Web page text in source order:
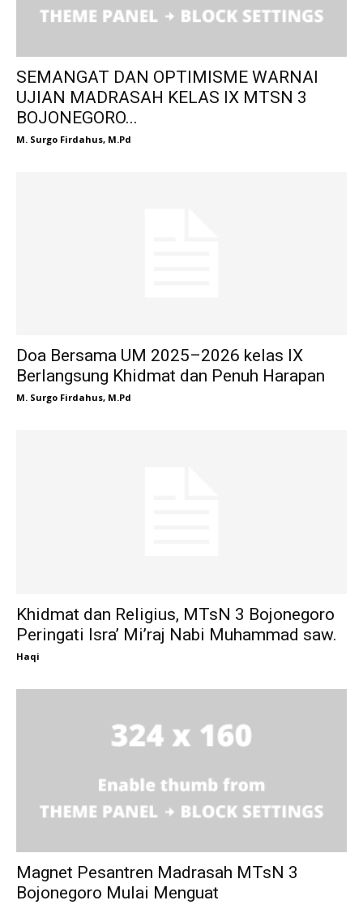
SEMANGAT DAN OPTIMISME WARNAI
UJIAN MADRASAH KELAS IX MTSN 3
BOJONEGORO...
M. Surgo Firdahus, M.Pd
Doa Bersama UM 2025–2026 kelas IX
Berlangsung Khidmat dan Penuh Harapan
M. Surgo Firdahus, M.Pd
Khidmat dan Religius, MTsN 3 Bojonegoro
Peringati Isra’ Mi’raj Nabi Muhammad saw.
Haqi
Magnet Pesantren Madrasah MTsN 3
Bojonegoro Mulai Menguat